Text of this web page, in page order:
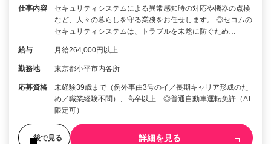
仕事内容
セキュリティシステムによる異常感知時の対応や機器の点検
など、人々の暮らしを守る業務をお任せします。 ◎セコムの
セキュリティシステムは、トラブルを未然に防ぐため…
給与 月給264,000円以上
勤務地 東京都小平市内各所
応募資格
未経験39歳まで（例外事由3号のイ／長期キャリア形成のた
め／職業経験不問）、高卒以上 ◎普通自動車運転免許（AT
限定可）
後で見る 詳細を見る